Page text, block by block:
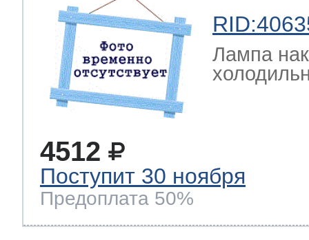
Лампа
4512
Поступит 30 ноября
Предоплата 50%